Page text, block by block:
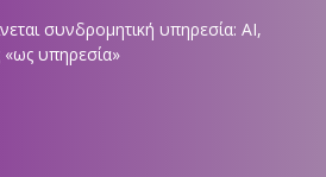
συνδρομητική υπηρεσία: AI,
υπηρεσία»